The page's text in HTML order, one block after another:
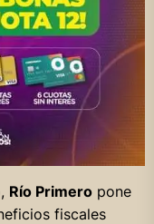
Río Primeropone
fiscales